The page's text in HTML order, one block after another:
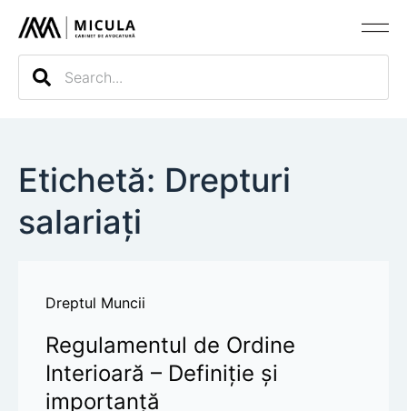
Etichetă: Drepturi
salariați
Dreptul Muncii
Regulamentul de Ordine
Interioară – Definiție și
importanță